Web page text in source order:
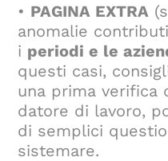
• PAGINA EXTRA
anomalie
i periodi e le
questi casi,
una prima verifica
datore di lavoro,
di semplici
sistemare.